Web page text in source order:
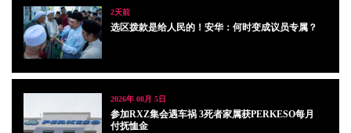
2天前
选区拨款是给人民的！安华：何时变成议员专属？
2026年 08月 5日
参加RXZ集会遇车祸 3死者家属获PERKESO每月
付抚恤金